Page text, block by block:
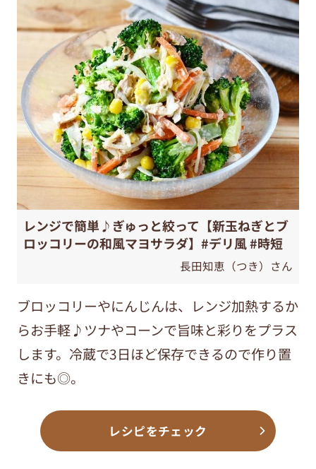
レンジで簡単♪ぎゅっと絞って【新玉ねぎとブ
ロッコリーの和風マヨサラダ】#デリ風 #時短
長田知恵（つき）さん
ブロッコリーやにんじんは、レンジ加熱するか
らお手軽♪ツナやコーンで旨味と彩りをプラス
します。冷蔵で3日ほど保存できるので作り置
きにも◎。
レシピをチェック